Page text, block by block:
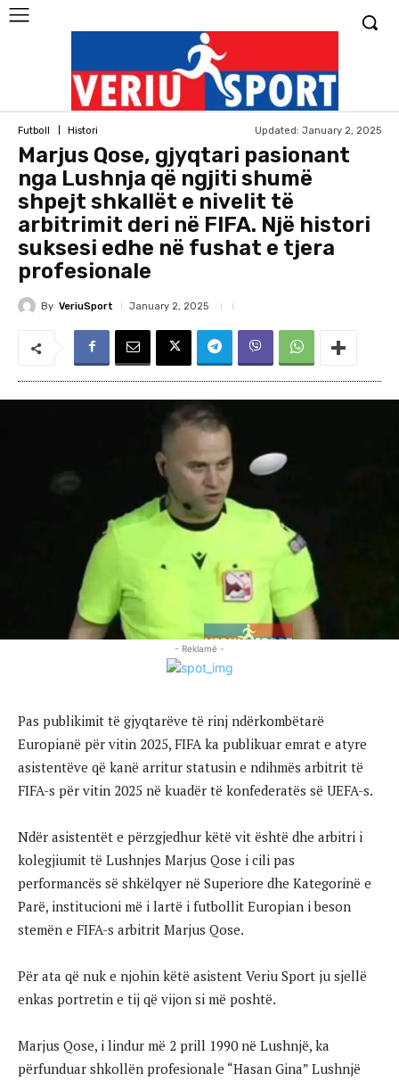
Futboll Histori Updated: January 2, 2025
Marjus Qose, gjyqtari pasionant
nga Lushnja që ngjiti shumë
shpejt shkallët e nivelit të
arbitrimit deri në FIFA. Një histori
suksesi edhe në fushat e tjera
profesionale
By VeriuSport January 2, 2025
- Reklamë -
Pas publikimit të gjyqtarëve të rinj ndërkombëtarë
Europianë për vitin 2025, FIFA ka publikuar emrat e atyre
asistentëve që kanë arritur statusin e ndihmës arbitrit të
FIFA-s për vitin 2025 në kuadër të konfederatës së UEFA-s.
Ndër asistentët e përzgjedhur këtë vit është dhe arbitri i
kolegjiumit të Lushnjes Marjus Qose i cili pas
performancës së shkëlqyer në Superiore dhe Kategorinë e
Parë, institucioni më i lartë i futbollit Europian i beson
stemën e FIFA-s arbitrit Marjus Qose.
Për ata që nuk e njohin këtë asistent Veriu Sport ju sjellë
enkas portretin e tij që vijon si më poshtë.
Marjus Qose, i lindur më 2 prill 1990 në Lushnjë, ka
përfunduar shkollën profesionale “Hasan Gina” Lushnjë